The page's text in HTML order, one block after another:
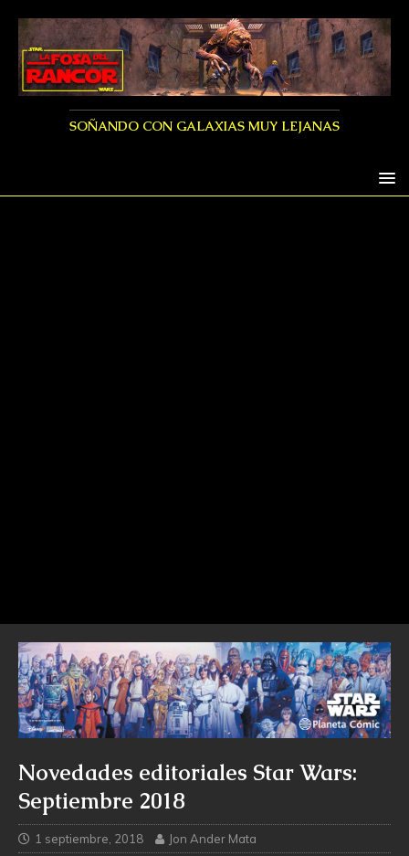
SOÑANDO CON GALAXIAS MUY LEJANAS
Novedades editoriales Star Wars:
Septiembre 2018
1 septiembre, 2018 Jon Ander Mata